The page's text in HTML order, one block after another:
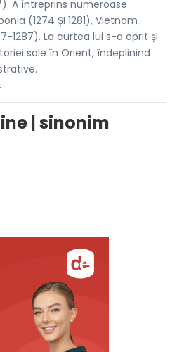
A întreprins numeroase
(1274 ȘI 1281), Vietnam
1287). La curtea lui s-a oprit și
sale în Orient, îndeplinind
| sinonim